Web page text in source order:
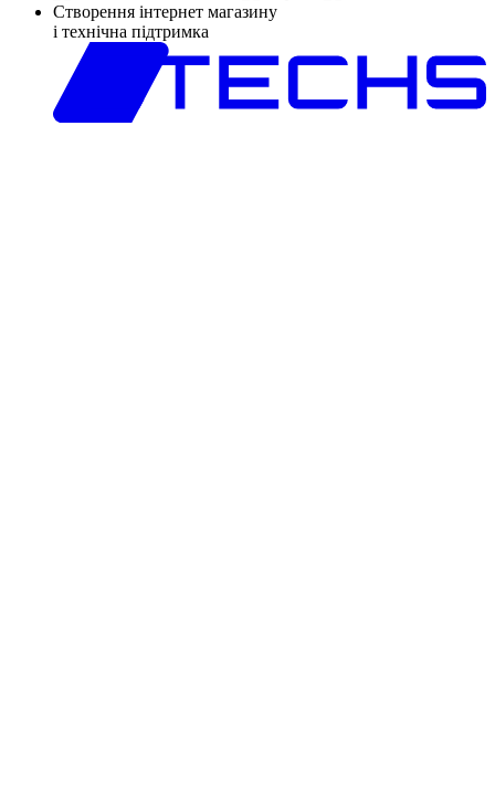
Створення інтернет магазину
і технічна підтримка